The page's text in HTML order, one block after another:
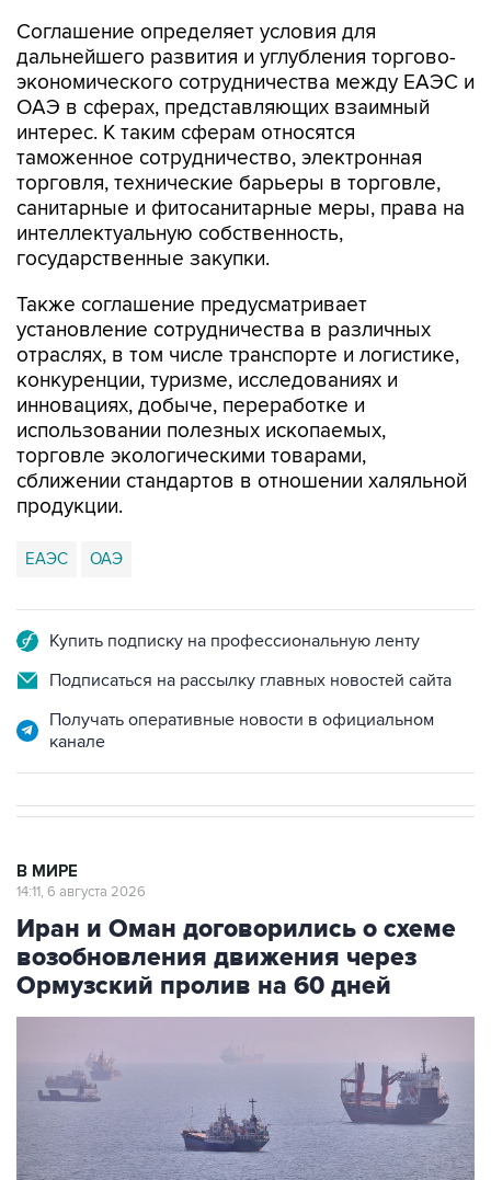
Соглашение определяет условия для
дальнейшего развития и углубления торгово-
экономического сотрудничества между ЕАЭС и
ОАЭ в сферах, представляющих взаимный
интерес. К таким сферам относятся
таможенное сотрудничество, электронная
торговля, технические барьеры в торговле,
санитарные и фитосанитарные меры, права на
интеллектуальную собственность,
государственные закупки.
Также соглашение предусматривает
установление сотрудничества в различных
отраслях, в том числе транспорте и логистике,
конкуренции, туризме, исследованиях и
инновациях, добыче, переработке и
использовании полезных ископаемых,
торговле экологическими товарами,
сближении стандартов в отношении халяльной
продукции.
ЕАЭС ОАЭ
Купить подписку на профессиональную ленту
Подписаться на рассылку главных новостей сайта
Получать оперативные новости в официальном
канале
В МИРЕ
14:11, 6 августа 2026
Иран и Оман договорились о схеме
возобновления движения через
Ормузский пролив на 60 дней